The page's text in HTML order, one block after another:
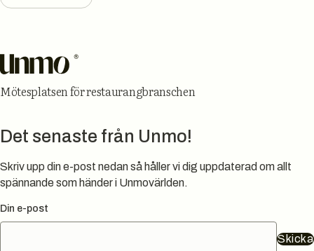
Mötesplatsen för restaurangbranschen
Det senaste från Unmo!
Skriv upp din e-post nedan så håller vi dig uppdaterad om allt
spännande som händer i Unmovärlden.
Din e-post
Skicka